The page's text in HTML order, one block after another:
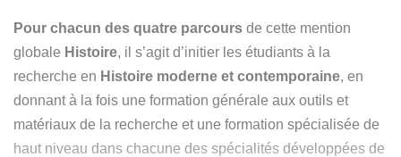
Pour chacun des quatre parcours de cette mention
globale Histoire, il s’agit d’initier les étudiants à la
recherche en Histoire moderne et contemporaine, en
donnant à la fois une formation générale aux outils et
matériaux de la recherche et une formation spécialisée de
haut niveau dans chacune des spécialités développées de